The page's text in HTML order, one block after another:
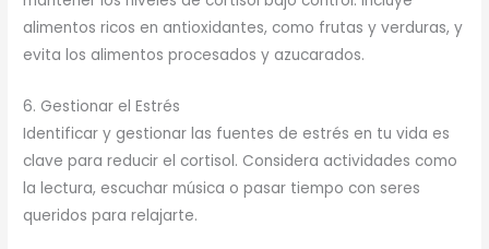
alimentos ricos en antioxidantes, como frutas y verduras, y
evita los alimentos procesados y azucarados.
6. Gestionar el Estrés
Identificar y gestionar las fuentes de estrés en tu vida es
clave para reducir el cortisol. Considera actividades como
la lectura, escuchar música o pasar tiempo con seres
queridos para relajarte.